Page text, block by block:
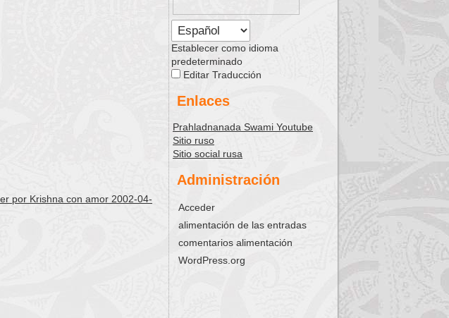
por Krishna con amor 2002-04-
Establecer como idioma
predeterminado
Editar Traducción
Enlaces
Prahladnanada Swami Youtube
Sitio ruso
Sitio social rusa
Administración
Acceder
alimentación de las entradas
comentarios alimentación
WordPress.org